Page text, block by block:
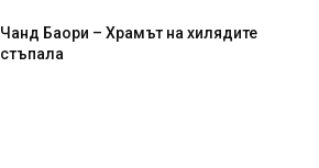
Чанд Баори – Храмът на хилядите
стъпала